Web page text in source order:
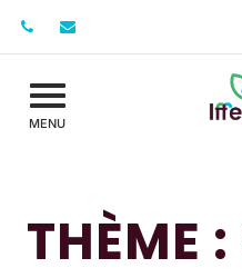
MENU
THÈME :